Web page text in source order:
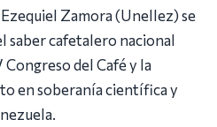
Zamora (Unellez) se
saber cafetalero nacional
del Café y la
en soberanía científica y